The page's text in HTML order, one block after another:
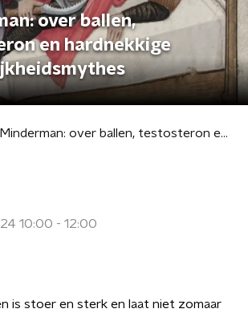
over ballen,
en hardnekkige
Minderman: over ballen, testosteron en hardnekkige mannelijkheidsmythes
10:00 - 12:00
is stoer en sterk en laat niet zomaar